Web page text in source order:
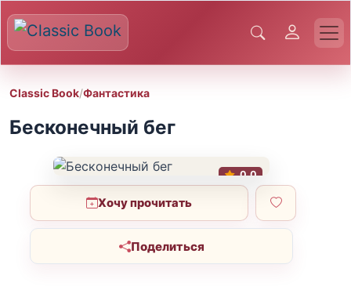
Classic Book/Фантастика
Бесконечный бег
0.0
Хочу прочитать
Поделиться